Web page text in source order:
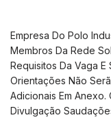
Empresa Do Polo
Membros Da Rede
Requisitos Da Vaga
Orientações Não
Adicionais Em Anexo.
Divulgação